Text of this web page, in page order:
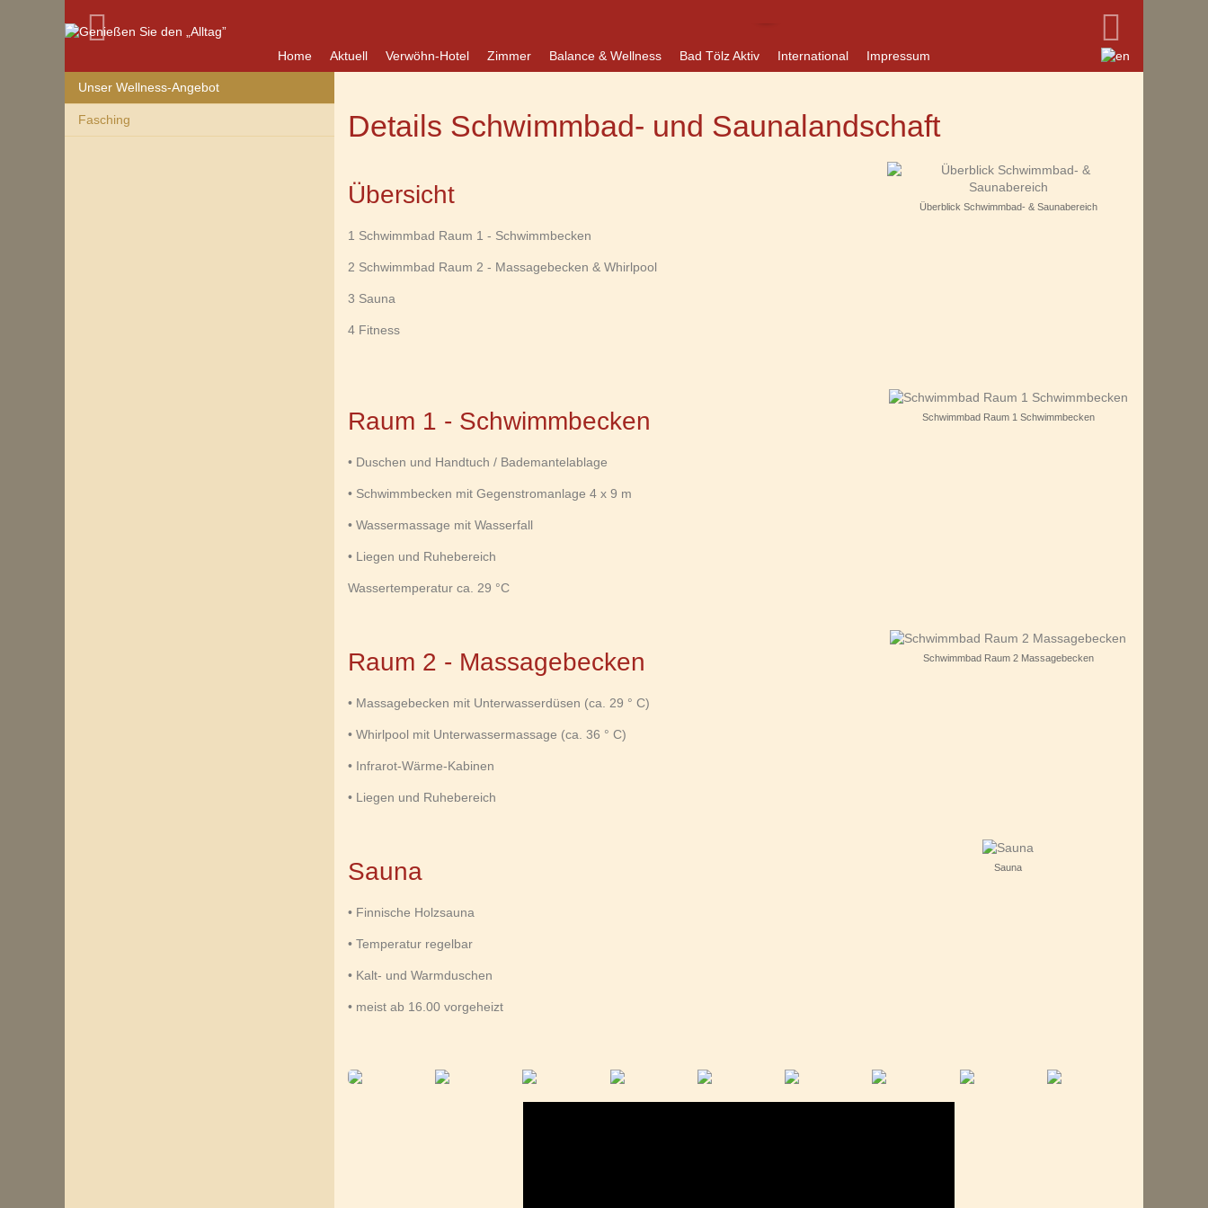
Home Aktuell Verwöhn-Hotel Zimmer Balance & Wellness Bad Tölz Aktiv International Impressum
Unser Wellness-Angebot
Fasching Details Schwimmbad- und Saunalandschaft
Übersicht
1 Schwimmbad Raum 1 - Schwimmbecken
2 Schwimmbad Raum 2 - Massagebecken & Whirlpool
3 Sauna
4 Fitness
Überblick Schwimmbad- & Saunabereich
Raum 1 - Schwimmbecken
• Duschen und Handtuch / Bademantelablage
• Schwimmbecken mit Gegenstromanlage 4 x 9 m
• Wassermassage mit Wasserfall
• Liegen und Ruhebereich
Wassertemperatur ca. 29 °C
Schwimmbad Raum 1 Schwimmbecken
Raum 2 - Massagebecken
• Massagebecken mit Unterwasserdüsen (ca. 29 ° C)
• Whirlpool mit Unterwassermassage (ca. 36 ° C)
• Infrarot-Wärme-Kabinen
• Liegen und Ruhebereich
Schwimmbad Raum 2 Massagebecken
Sauna
• Finnische Holzsauna
• Temperatur regelbar
• Kalt- und Warmduschen
• meist ab 16.00 vorgeheizt
Sauna